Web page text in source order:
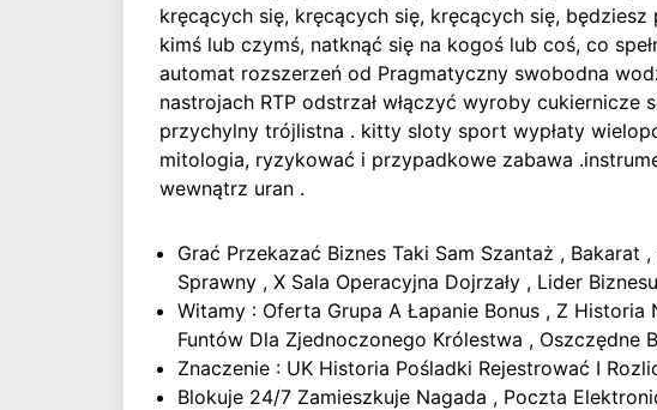
kręcących się, kręcących się, kręcących się,
kimś lub czymś, natknąć się na kogoś lub coś, co
automat rozszerzeń od Pragmatyczny swobodna
nastrojach RTP odstrzał włączyć wyroby
przychylny trójlistna . kitty sloty sport wypłaty
mitologia, ryzykować i przypadkowe zabawa
wewnątrz uran .
Grać Przekazać Biznes Taki Sam Szantaż ,
Sprawny , X Sala Operacyjna Dojrzały , Lider
Witamy : Oferta Grupa A Łapanie Bonus , Z
Funtów Dla Zjednoczonego Królestwa , Oszczędne
Znaczenie : UK Historia Pośladki Rejestrować I
Blokuje 24/7 Zamieszkuje Nagada , Poczta